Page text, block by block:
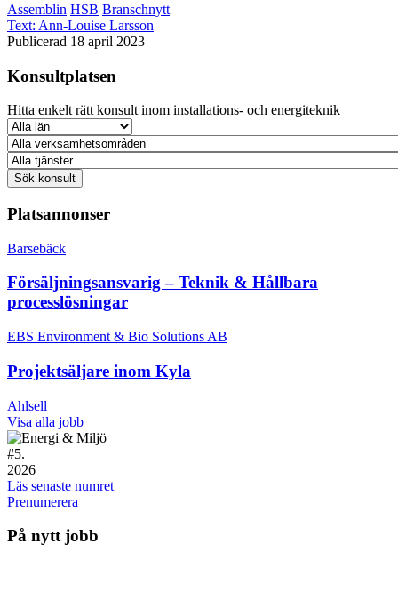
Assemblin HSB Branschnytt
Text: Ann-Louise Larsson
Publicerad 18 april 2023
Konsultplatsen
Hitta enkelt rätt konsult inom installations- och energiteknik
Platsannonser
Barsebäck
Försäljningsansvarig – Teknik & Hållbara
processlösningar
EBS Environment & Bio Solutions AB
Projektsäljare inom Kyla
Ahlsell
Visa alla jobb
#5.
2026
Läs senaste numret
Prenumerera
På nytt jobb